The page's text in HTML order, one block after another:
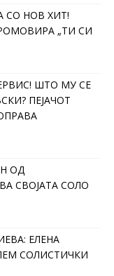
СО НОВ ХИТ!
„ТИ СИ
ШТО МУ СЕ
ПЕЈАЧОТ
ОД
СВОЈАТА СОЛО
ЕЛЕНА
СОЛИСТИЧКИ